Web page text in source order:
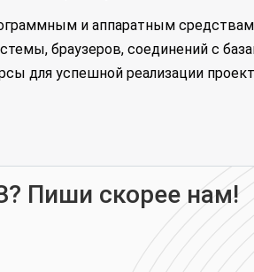
и аппаратным
браузеров, соединений с
для успешной реализации
Пиши скорее нам!